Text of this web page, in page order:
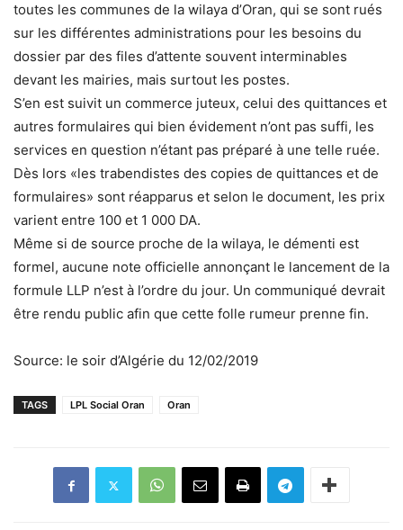
toutes les communes de la wilaya d’Oran, qui se sont rués
sur les différentes administrations pour les besoins du
dossier par des files d’attente souvent interminables
devant les mairies, mais surtout les postes.
S’en est suivit un commerce juteux, celui des quittances et
autres formulaires qui bien évidement n’ont pas suffi, les
services en question n’étant pas préparé à une telle ruée.
Dès lors «les trabendistes des copies de quittances et de
formulaires» sont réapparus et selon le document, les prix
varient entre 100 et 1 000 DA.
Même si de source proche de la wilaya, le démenti est
formel, aucune note officielle annonçant le lancement de la
formule LLP n’est à l’ordre du jour. Un communiqué devrait
être rendu public afin que cette folle rumeur prenne fin.
Source: le soir d’Algérie du 12/02/2019
TAGS LPL Social Oran Oran